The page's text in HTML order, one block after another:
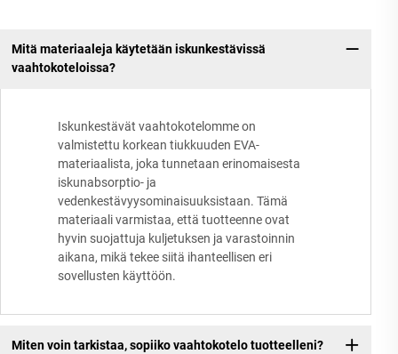
Mitä materiaaleja käytetään iskunkestävissä
vaahtokoteloissa?
Iskunkestävät vaahtokotelomme on
valmistettu korkean tiukkuuden EVA-
materiaalista, joka tunnetaan erinomaisesta
iskunabsorptio- ja
vedenkestävyysominaisuuksistaan. Tämä
materiaali varmistaa, että tuotteenne ovat
hyvin suojattuja kuljetuksen ja varastoinnin
aikana, mikä tekee siitä ihanteellisen eri
sovellusten käyttöön.
Miten voin tarkistaa, sopiiko vaahtokotelo tuotteelleni?